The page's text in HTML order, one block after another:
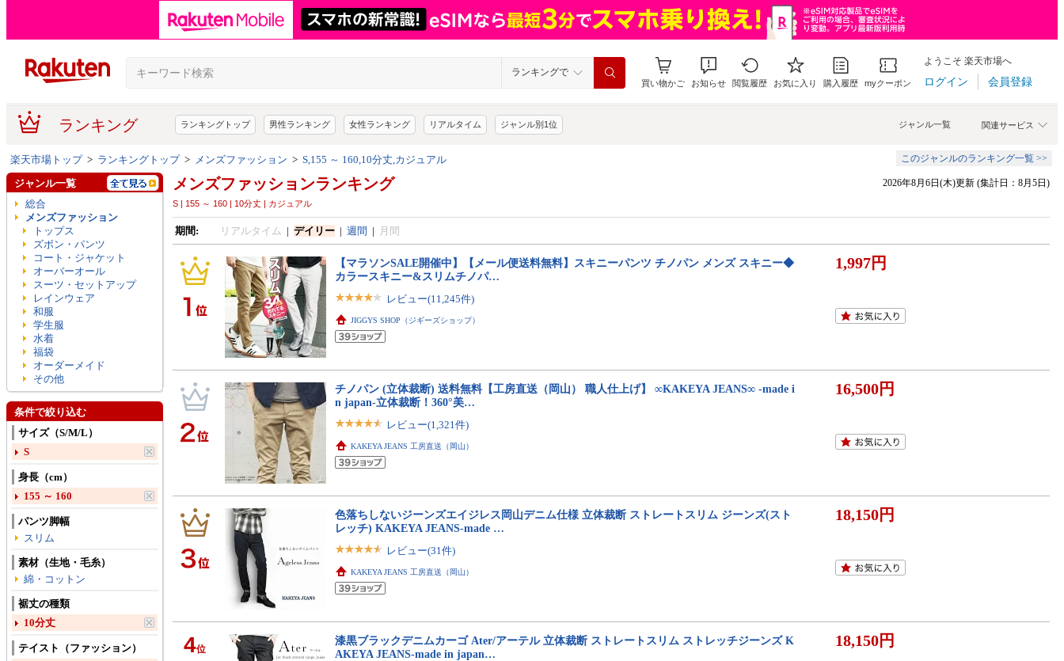
ランキングで
買い物かご お知らせ 閲覧履歴 お気に入り 購入履歴 myクーポン
ようこそ 楽天市場へ
ログイン 会員登録
ランキング 関連サービス
ジャンル一覧
ランキングトップ 男性ランキング 女性ランキング リアルタイム ジャンル別1位
楽天市場トップ> ランキングトップ> メンズファッション > S,155 ～ 160,10分丈,カジュアル このジャンルのランキング一覧 >>
メンズファッションランキング
S | 155 ～ 160 | 10分丈 | カジュアル
2026年8月6日(木)更新 (集計日：8月5日)
期間: リアルタイム | デイリー| 週間 | 月間
【マラソンSALE開催中】【メール便送料無料】スキニーパンツ チノパン メンズ スキニー◆
カラースキニー&スリムチノパ…
レビュー(11,245件)
JIGGYS SHOP（ジギーズショップ）
1,997円
チノパン (立体裁断) 送料無料【工房直送（岡山） 職人仕上げ】 ∞KAKEYA JEANS∞ -made i
n japan-立体裁断！360°美…
レビュー(1,321件)
KAKEYA JEANS 工房直送（岡山）
16,500円
色落ちしないジーンズエイジレス岡山デニム仕様 立体裁断 ストレートスリム ジーンズ(スト
レッチ) KAKEYA JEANS-made …
レビュー(31件)
KAKEYA JEANS 工房直送（岡山）
18,150円
4位
漆黒ブラックデニムカーゴ Ater/アーテル 立体裁断 ストレートスリム ストレッチジーンズ K
AKEYA JEANS-made in japan…
18,150円
ジャンル一覧
総合
メンズファッション
トップス
ズボン・パンツ
コート・ジャケット
オーバーオール
スーツ・セットアップ
レインウェア
和服
学生服
水着
福袋
オーダーメイド
その他
条件で絞り込む
サイズ（S/M/L）
S
身長（cm）
155 ～ 160
パンツ脚幅
スリム
素材（生地・毛糸）
綿・コットン
裾丈の種類
10分丈
テイスト（ファッション）